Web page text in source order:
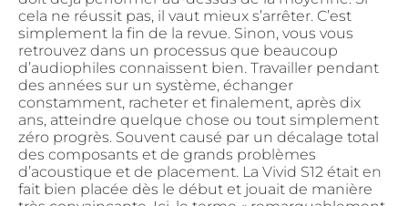
cela ne réussit pas, il vaut mieux s’arrêter. C’est
simplement la fin de la revue. Sinon, vous vous
retrouvez dans un processus que beaucoup
d’audiophiles connaissent bien. Travailler pendant
des années sur un système, échanger
constamment, racheter et finalement, après dix
ans, atteindre quelque chose ou tout simplement
zéro progrès. Souvent causé par un décalage total
des composants et de grands problèmes
d’acoustique et de placement. La Vivid S12 était en
fait bien placée dès le début et jouait de manière